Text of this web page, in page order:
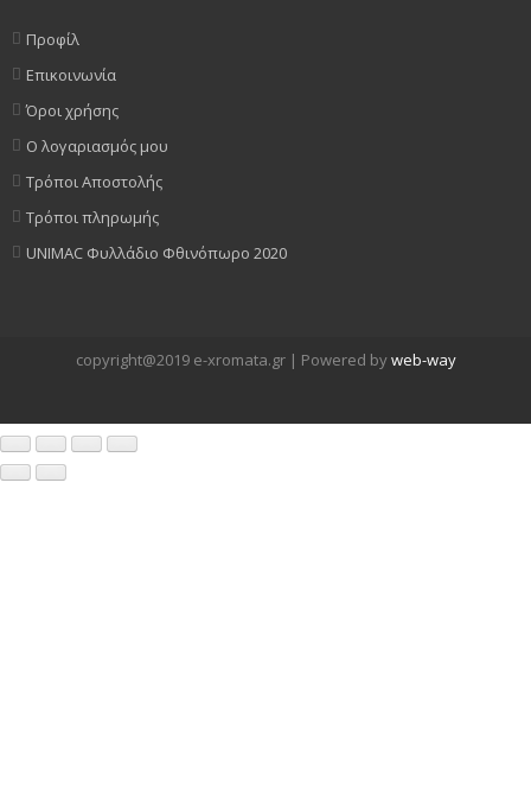
Προφίλ
Επικοινωνία
Όροι χρήσης
Ο λογαριασμός μου
Τρόποι Αποστολής
Τρόποι πληρωμής
UNIMAC Φυλλάδιο Φθινόπωρο 2020
copyright@2019 e-xromata.gr | Powered byweb-way